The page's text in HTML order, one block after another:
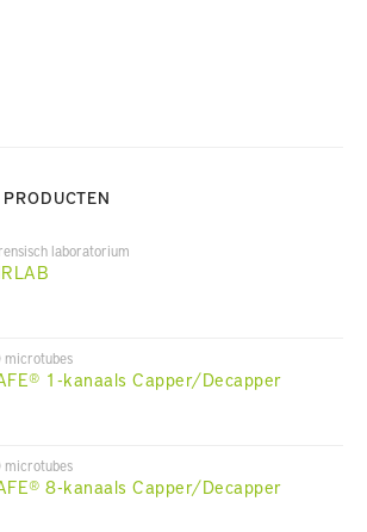
laboratorium
microtubes
1-kanaals Capper/Decapper
microtubes
8-kanaals Capper/Decapper